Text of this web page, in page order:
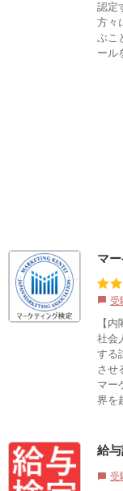
認定
方々
ぶこ
ール
マ
chat_bubble 受
【
社会
する
させ
マー
界を
給
chat_bubble 受